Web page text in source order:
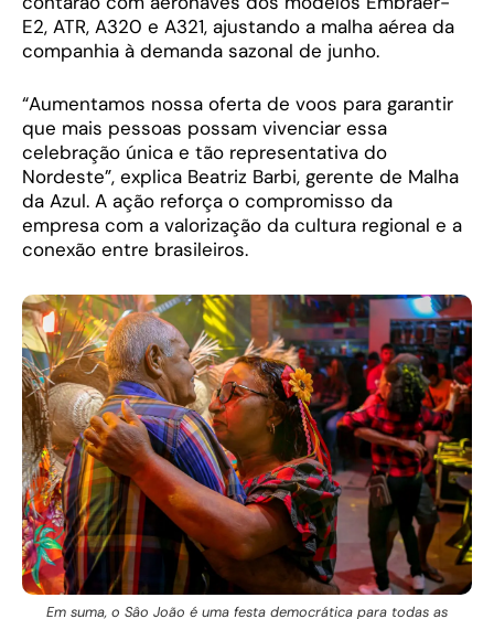
E2, ATR, A320 e A321, ajustando a malha aérea da
companhia à demanda sazonal de junho.
“Aumentamos nossa oferta de voos para garantir
que mais pessoas possam vivenciar essa
celebração única e tão representativa do
Nordeste”, explica Beatriz Barbi, gerente de Malha
da Azul. A ação reforça o compromisso da
empresa com a valorização da cultura regional e a
conexão entre brasileiros.
Em suma, o Sâo João é uma festa democrática para todas as